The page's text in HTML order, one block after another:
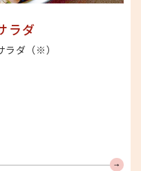
ラダ
ラダ（※）